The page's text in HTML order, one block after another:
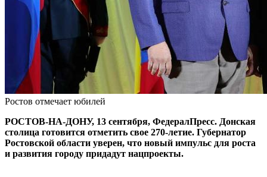
Ростов отмечает юбилей
РОСТОВ-НА-ДОНУ, 13 сентября, ФедералПресс. Донская
столица готовится отметить свое 270-летие. Губернатор
Ростовской области уверен, что новый импульс для роста
и развития городу придадут нацпроекты.